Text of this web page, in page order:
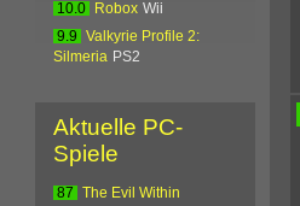
10.0
Robox Wii
9.9
Valkyrie Profile 2:
Silmeria PS2
Aktuelle PC-
Spiele
87
The Evil Within